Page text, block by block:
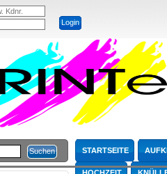
STARTSEITE